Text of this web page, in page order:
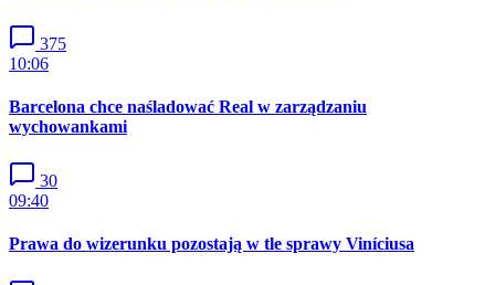
375
10:06
Barcelona chce naśladować Real w zarządzaniu
wychowankami
30
09:40
Prawa do wizerunku pozostają w tle sprawy Viníciusa